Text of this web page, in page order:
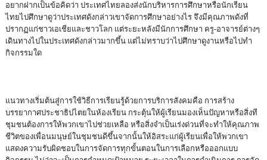
อยากฝากเป็นข้อคิดว่า ประเทศไทยลองส่งนักบริหารการศึกษาหรือนักเรียน
ไทยไปศึกษาดูว่าประเทศดังกล่าวเขาจัดการศึกษาอย่างไร จึงมีคุณภาพดังที่
ปรากฏแก่ชาวเอเชียและชาวโลก แต่ระยะหลังมีนักการศึกษา ครู-อาจารย์ต่างๆ
เดินทางไปในประเทศดังกล่าวมากขึ้น แต่ไม่ทราบว่าไปศึกษาดูงานหรือไปทำ
กิจกรรมใด
แนวทางเริ่มต้นสู่การใช้วิธีการเรียนรู้ด้วยการบริการสังคมคือ การสร้าง
บรรยากาศประชาธิปไตยในห้องเรียน กระตุ้นให้ผู้เรียนมองเห็นปัญหาหรือสิ่งที
ชุมชนต้องการให้พวกเขาไปช่วยเหลือ หรือสิ่งจำเป็นเร่งด่วนที่จะทำให้คุณภาพ
ชีวิตของเพื่อนมนุษย์ในชุมชนดีขึ้นจากนั้นให้อิสระแก่ผู้เรียนเพื่อให้พวกเขา
แสดงความรับผิดชอบในการจัดการทุกขั้นตอนในการเลือกหรือออกแบบ